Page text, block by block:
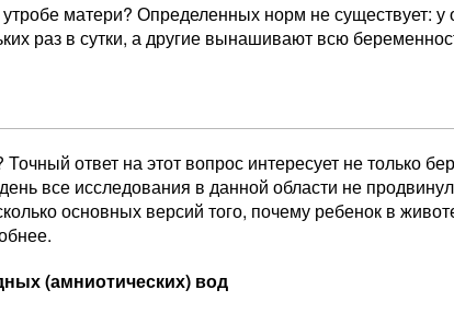
утробе матери? Определенных норм не существует:
раз в сутки, а другие вынашивают всю
ответ на этот вопрос интересует не только
все исследования в данной области не
основных версий того, почему ребенок в
(амниотических) вод